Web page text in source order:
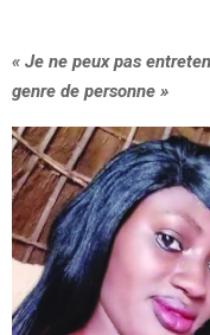
« Je ne peux pas
genre de personne »